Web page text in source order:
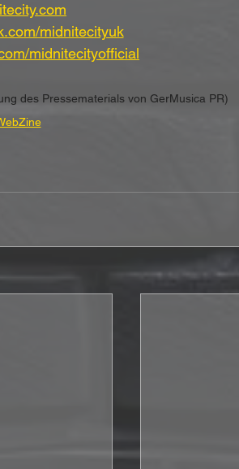
midnitecityuk
midnitecityofficial
des Pressematerials von GerMusica PR)